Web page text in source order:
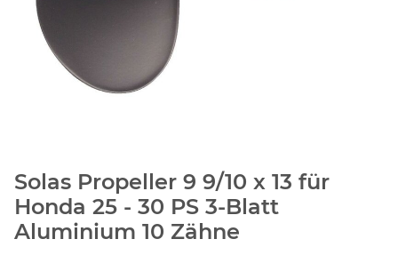
Solas Propeller 9 9/10 x 13 für
Honda 25 - 30 PS 3-Blatt
Aluminium 10 Zähne